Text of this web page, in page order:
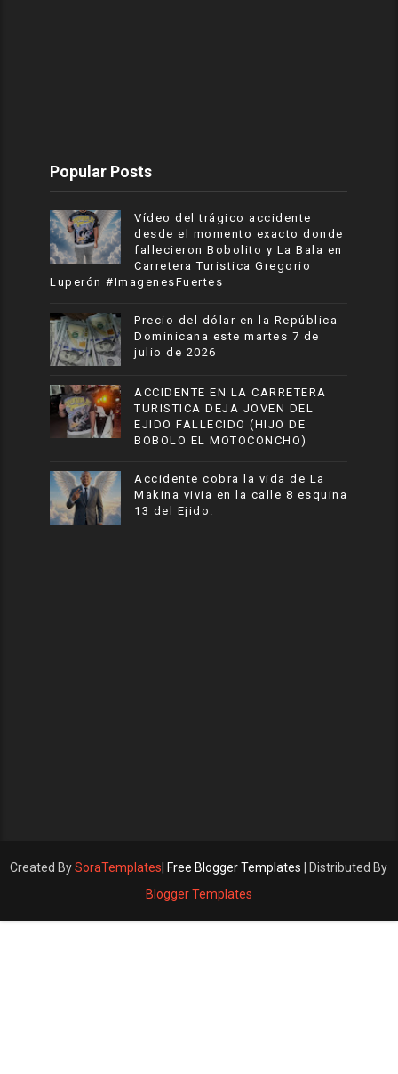
Popular Posts
Vídeo del trágico accidente
desde el momento exacto donde
fallecieron Bobolito y La Bala en
Carretera Turistica Gregorio
Luperón #ImagenesFuertes
Precio del dólar en la República
Dominicana este martes 7 de
julio de 2026
ACCIDENTE EN LA CARRETERA
TURISTICA DEJA JOVEN DEL
EJIDO FALLECIDO (HIJO DE
BOBOLO EL MOTOCONCHO)
Accidente cobra la vida de La
Makina vivia en la calle 8 esquina
13 del Ejido.
Created BySoraTemplates Free Blogger Templates | Distributed By
Blogger Templates